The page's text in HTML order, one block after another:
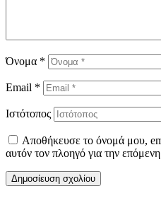
Όνομα *
Email *
Ιστότοπος
Αποθήκευσε το όνομά μου,
αυτόν τον πλοηγό για την